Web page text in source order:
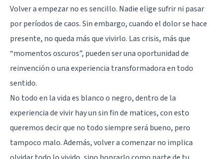
Volver a empezar no es sencillo. Nadie elige sufrir ni pasar
por períodos de caos. Sin embargo, cuando el dolor se hace
presente, no queda más que vivirlo. Las crisis, más que
“momentos oscuros”, pueden ser una oportunidad de
reinvención o una experiencia transformadora en todo
sentido.
No todo en la vida es blanco o negro, dentro de la
experiencia de vivir hay un sin fin de matices, con esto
queremos decir que no todo siempre será bueno, pero
tampoco malo. Además, volver a comenzar no implica